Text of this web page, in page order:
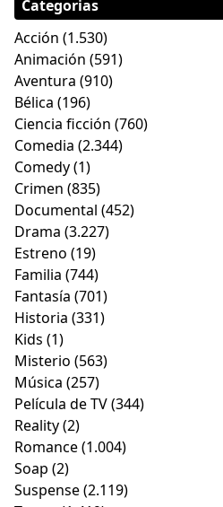
Categorias
Acción (1.530)
Animación (591)
Aventura (910)
Bélica (196)
Ciencia ficción (760)
Comedia (2.344)
Comedy(1)
Crimen (835)
Documental (452)
Drama (3.227)
Estreno (19)
Familia (744)
Fantasía (701)
Historia (331)
Kids (1)
Misterio (563)
Música (257)
Película de TV(344)
Reality(2)
Romance(1.004)
Soap (2)
Suspense(2.119)